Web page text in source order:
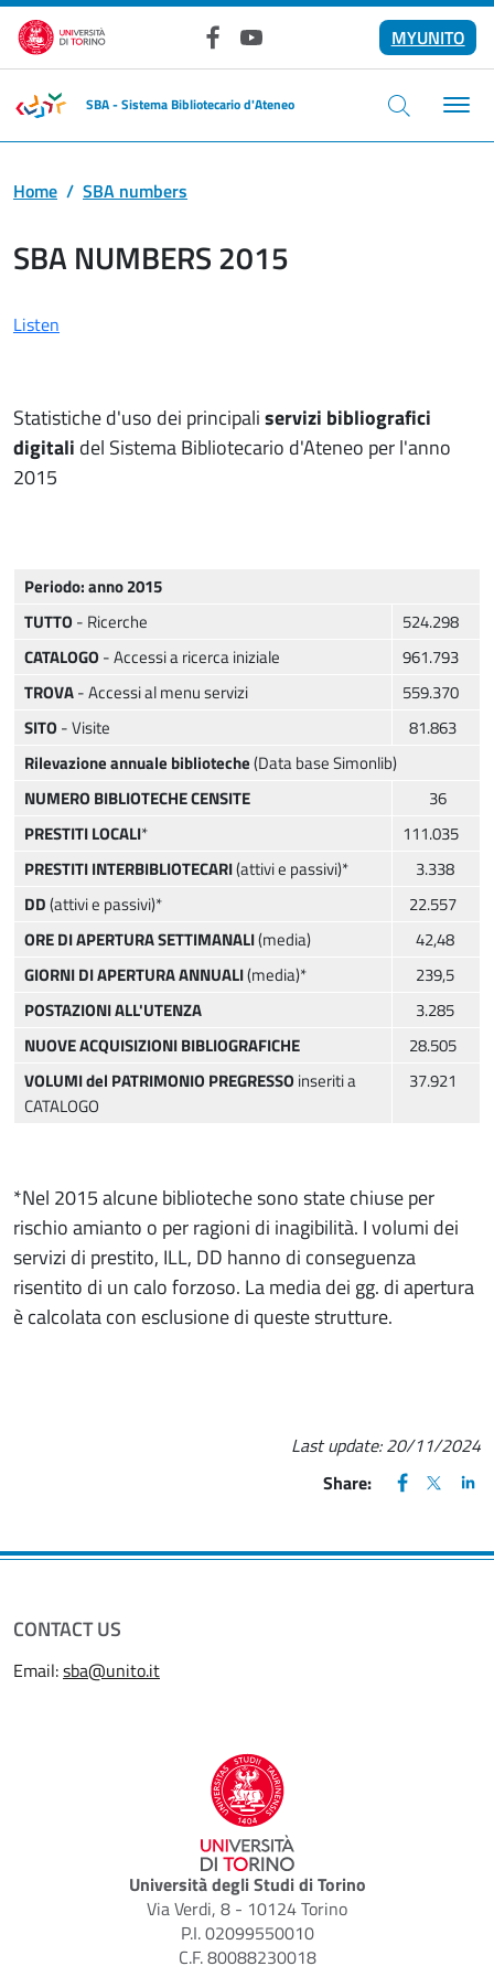
Skip to main content
FacebookYouTube
MYUNITO
SBA - Sistema Bibliotecario d'Ateneo
Home SBA numbers
SBA NUMBERS 2015
Listen
Statistiche d'uso dei principaliservizi bibliografici
digitali del Sistema Bibliotecario d'Ateneo per l'anno
2015
Periodo: anno 2015
TUTTO - Ricerche
524.298
CATALOGO - Accessi a ricerca iniziale
961.793
TROVA- Accessi al menu servizi
559.370
SITO - Visite
81.863
Rilevazione annuale biblioteche(Data base Simonlib)
NUMERO BIBLIOTECHE CENSITE
36
PRESTITI LOCALI*
111.035
PRESTITI INTERBIBLIOTECARI(attivi e passivi)*
3.338
DD(attivi e passivi)*
22.557
ORE DI APERTURA SETTIMANALI(media)
42,48
GIORNI DI APERTURA ANNUALI(media)*
239,5
POSTAZIONI ALL'UTENZA
3.285
NUOVE ACQUISIZIONI BIBLIOGRAFICHE
28.505
VOLUMI del PATRIMONIO PREGRESSO inseriti a
CATALOGO
37.921
*Nel 2015 alcune biblioteche sono state chiuse per
rischio amianto o per ragioni di inagibilità. I volumi dei
servizi di prestito, ILL, DD hanno di conseguenza
risentito di un calo forzoso. La media dei gg. di apertura
è calcolata con esclusione di queste strutture.
Last update:20/11/2024
Share:
FACEBOOK
(apre una
X
(apre
CONTACT US
Email:sba@unito.it
Università degli Studi di Torino
Via Verdi, 8 - 10124 Torino
P.I. 02099550010
C.F. 80088230018